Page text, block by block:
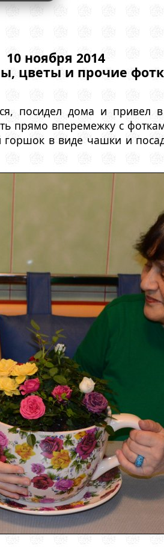
10 ноября 2014
цветы и прочие
посидел дома и привел
прямо вперемежку с
в виде чашки и